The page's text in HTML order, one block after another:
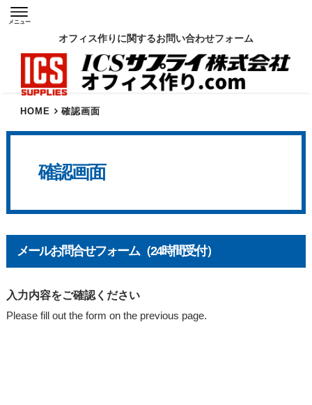
オフィス作りに関するお問い合わせフォーム
メニュー
HOME 確認画面
確認画面
メールお問合せフォーム（24時間受付）
入力内容をご確認ください
Please fill out the form on the previous page.